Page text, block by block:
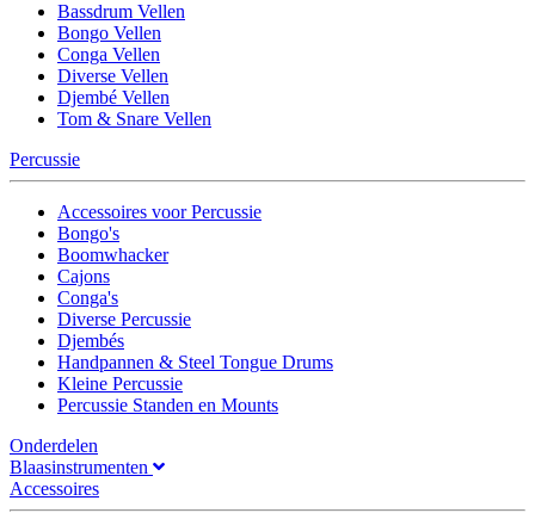
Bassdrum Vellen
Bongo Vellen
Conga Vellen
Diverse Vellen
Djembé Vellen
Tom & Snare Vellen
Percussie
Accessoires voor Percussie
Bongo's
Boomwhacker
Cajons
Conga's
Diverse Percussie
Djembés
Handpannen & Steel Tongue Drums
Kleine Percussie
Percussie Standen en Mounts
Onderdelen
Blaasinstrumenten
Accessoires